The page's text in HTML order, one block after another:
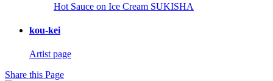
Hot Sauce on Ice Cream SUKISHA
kou-kei
Artist page
Share this Page